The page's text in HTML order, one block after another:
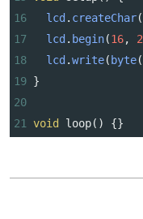
16
lcd . createChar(
17
lcd . begin(16, 2
18
lcd .write( byte(
19 }
20
21
void loop() {}